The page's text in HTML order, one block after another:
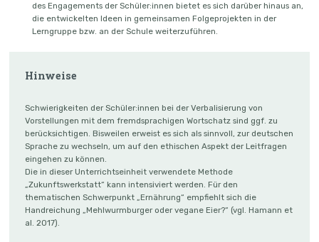
des Engagements der Schüler:innen bietet es sich darüber hinaus an,
die entwickelten Ideen in gemeinsamen Folgeprojekten in der
Lerngruppe bzw. an der Schule weiterzuführen.
Hinweise
Schwierigkeiten der Schüler:innen bei der Verbalisierung von
Vorstellungen mit dem fremdsprachigen Wortschatz sind ggf. zu
berücksichtigen. Bisweilen erweist es sich als sinnvoll, zur deutschen
Sprache zu wechseln, um auf den ethischen Aspekt der Leitfragen
eingehen zu können.
Die in dieser Unterrichtseinheit verwendete Methode
„Zukunftswerkstatt“ kann intensiviert werden. Für den
thematischen Schwerpunkt „Ernährung“ empfiehlt sich die
Handreichung „Mehlwurmburger oder vegane Eier?“ (vgl. Hamann et
al. 2017).